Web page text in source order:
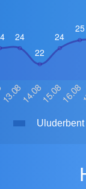
Uluderbent